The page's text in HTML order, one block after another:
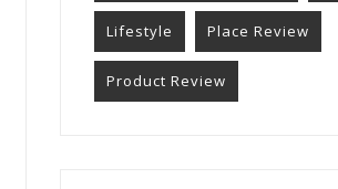
Lifestyle Place Review
Product Review